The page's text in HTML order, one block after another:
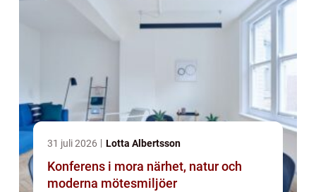
31 juli 2026 Lotta Albertsson
Konferens i mora närhet, natur och
moderna mötesmiljöer